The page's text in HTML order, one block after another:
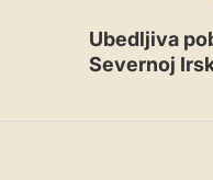
Ubedljiva
Severnoj